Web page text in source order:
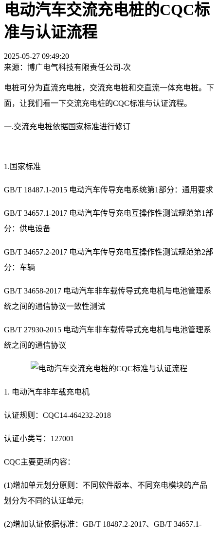
电动汽车交流充电桩的CQC标
准与认证流程
2025-05-27 09:49:20
来源：博广电气科技有限责任公司-次
电桩可分为直流充电桩，交流充电桩和交直流一体充电桩。下
面，让我们看一下交流充电桩的CQC标准与认证流程。
一.交流充电桩依据国家标准进行修订
1.国家标准
GB/T 18487.1-2015 电动汽车传导充电系统第1部分：通用要求
GB/T 34657.1-2017 电动汽车传导充电互操作性测试规范第1部
分：供电设备
GB/T 34657.2-2017 电动汽车传导充电互操作性测试规范第2部
分：车辆
GB/T 34658-2017 电动汽车非车载传导式充电机与电池管理系
统之间的通信协议一致性测试
GB/T 27930-2015 电动汽车非车载传导式充电机与电池管理系
统之间的通信协议
1. 电动汽车非车载充电机
认证规则：CQC14-464232-2018
认证小类号：127001
CQC主要更新内容：
(1)增加单元划分原则：不同软件版本、不同充电模块的产品
划分为不同的认证单元;
(2)增加认证依据标准：GB/T 18487.2-2017、GB/T 34657.1-